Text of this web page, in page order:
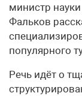
министр
Фальков
популярного
Речь идёт о